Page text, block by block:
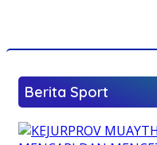
Berita Sport